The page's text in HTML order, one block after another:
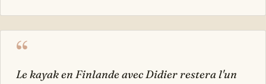
“
Le kayak en Finlande avec Didier restera l'un